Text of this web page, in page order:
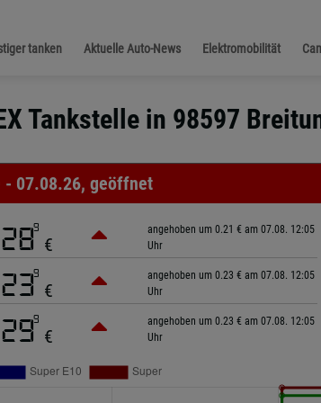
tanken Aktuelle Auto-News Elektromobilität
Tankstelle in 98597
- 07.08.26, geöffnet
9
€
angehoben um 0.21 € am 07.08. 12:05
Uhr
9
€
angehoben um 0.23 € am 07.08. 12:05
Uhr
9
€
angehoben um 0.23 € am 07.08. 12:05
Uhr